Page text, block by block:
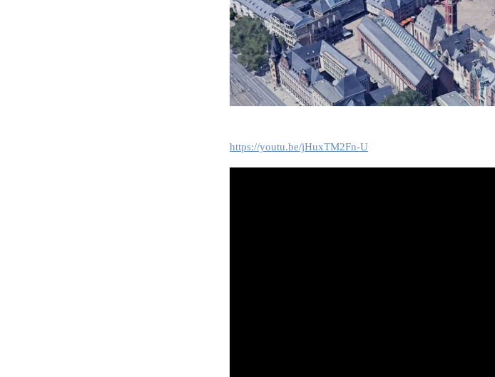
https://youtu.be/jHuxTM2Fn-U